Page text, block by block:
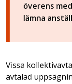
överens
lämna
Vissa
avtalad